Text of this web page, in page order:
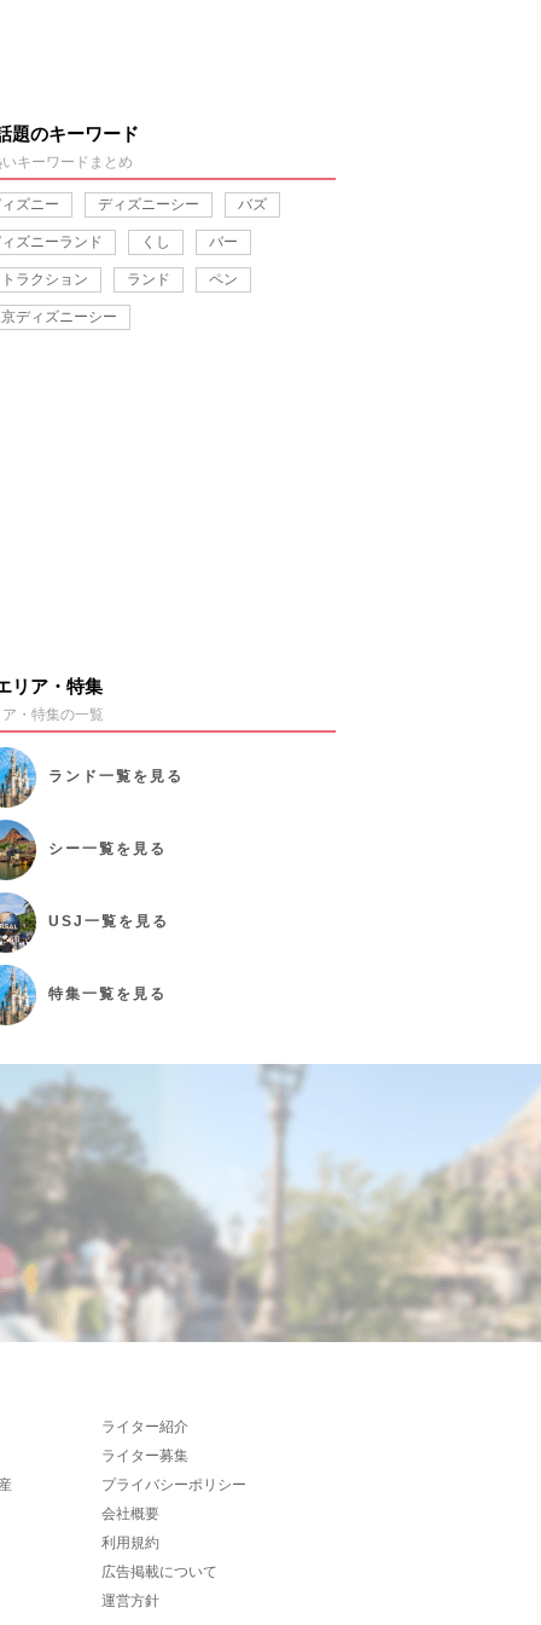
題のキーワード
キーワードまとめ
ズニー ディズニーシー バズ
ズニーランド くし バー
ラクション ランド ペン
ディズニーシー
リア・特集
・特集の一覧
ランド 一覧を見る
シー一覧を見る
USJ 一覧を見る
特集一覧を見る
ライター紹介
ライター募集
プライバシーポリシー
会社概要
利用規約
広告掲載について
運営方針